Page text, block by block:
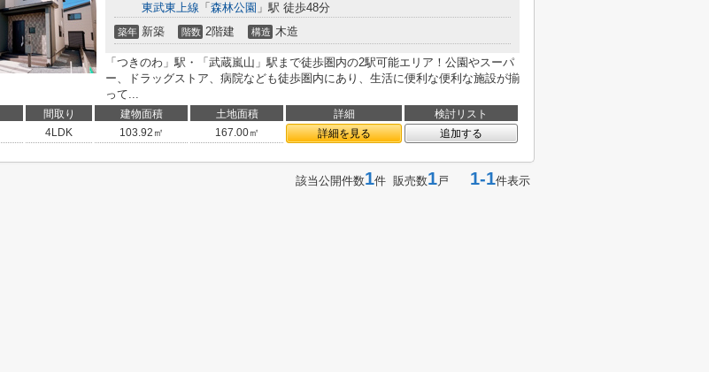
東武東上線 「 森林公園 」駅 徒歩48分
築年 新築 階数 2階建 構造 木造
「つきのわ」駅・「武蔵嵐山」駅まで徒歩圏内の2駅可能エリア！公園やスーパ
ー、ドラッグストア、病院なども徒歩圏内にあり、生活に便利な便利な施設が揃
って...
間取り 建物面積 土地面積 詳細
検討リスト
4LDK 103.92㎡ 167.00㎡ 詳細を見る 追加する
該当公開件数1件 販売数1戸 1-1件表示